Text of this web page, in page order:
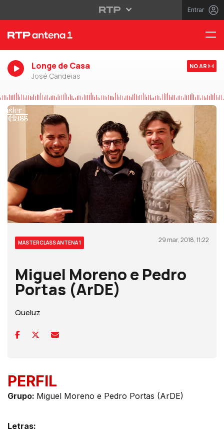
Entrar
Longe de Casa
José Candeias
NO AR
MASTERCLASS ANTENA 1 29 mar, 2018, 11:22
Miguel Moreno e Pedro
Portas (ArDE)
Queluz
PERFIL
Grupo: Miguel Moreno e Pedro Portas (ArDE)
Letras: